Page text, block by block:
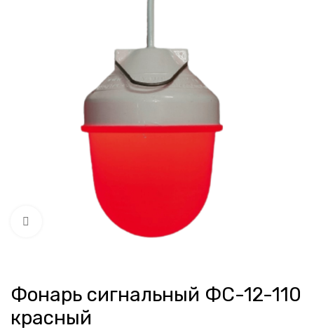
Нажмите, чтобы увеличить
Фонарь сигнальный ФС-12-110
красный